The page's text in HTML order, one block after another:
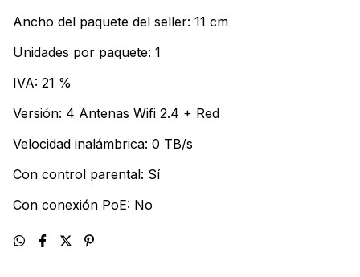
Ancho del paquete del seller: 11 cm
Unidades por paquete: 1
IVA: 21 %
Versión: 4 Antenas Wifi 2.4 + Red
Velocidad inalámbrica: 0 TB/s
Con control parental: Sí
Con conexión PoE: No